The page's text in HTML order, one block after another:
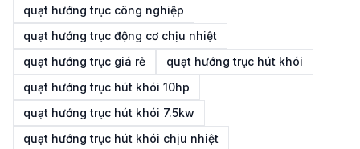
quạt hướng trục công nghiệp
quạt hướng trục động cơ chịu nhiệt
quạt hướng trục giá rẻ
quạt hướng trục hút khói
quạt hướng trục hút khói 10hp
quạt hướng trục hút khói 7.5kw
quạt hướng trục hút khói chịu nhiệt